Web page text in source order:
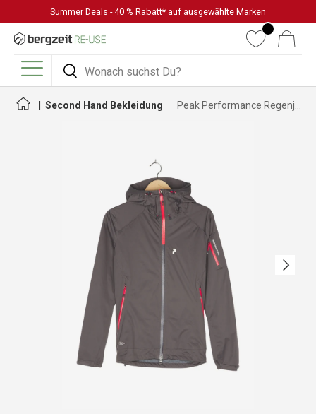
DIREKT ZUM INHALT
Summer Deals - 40 % Rabatt* auf ausgewählte Marken
Suchen
Suchen
WunschlisteWarenkorb
Menü
Second Hand Bekleidung
Nächste